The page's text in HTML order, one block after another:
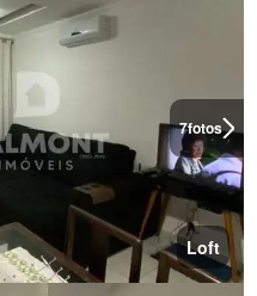
7fotos
Loft